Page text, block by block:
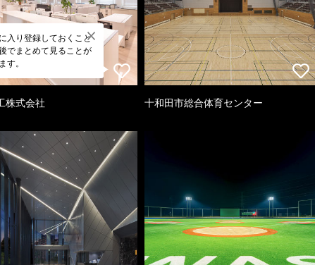
入り登録しておくこと
でまとめて見ることが
す。
株式会社 十和田市総合体育センター